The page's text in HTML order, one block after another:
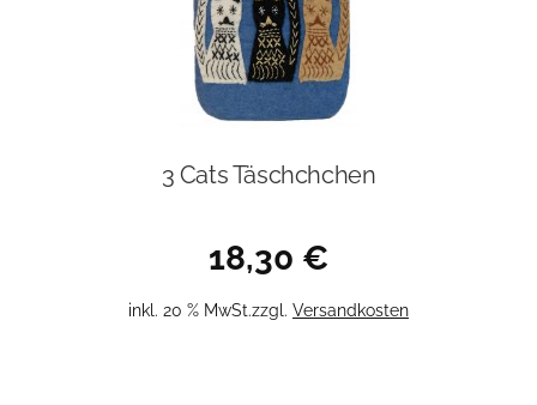
3 Cats Täschchchen
18,30 €
inkl. 20 % MwSt.zzgl. Versandkosten